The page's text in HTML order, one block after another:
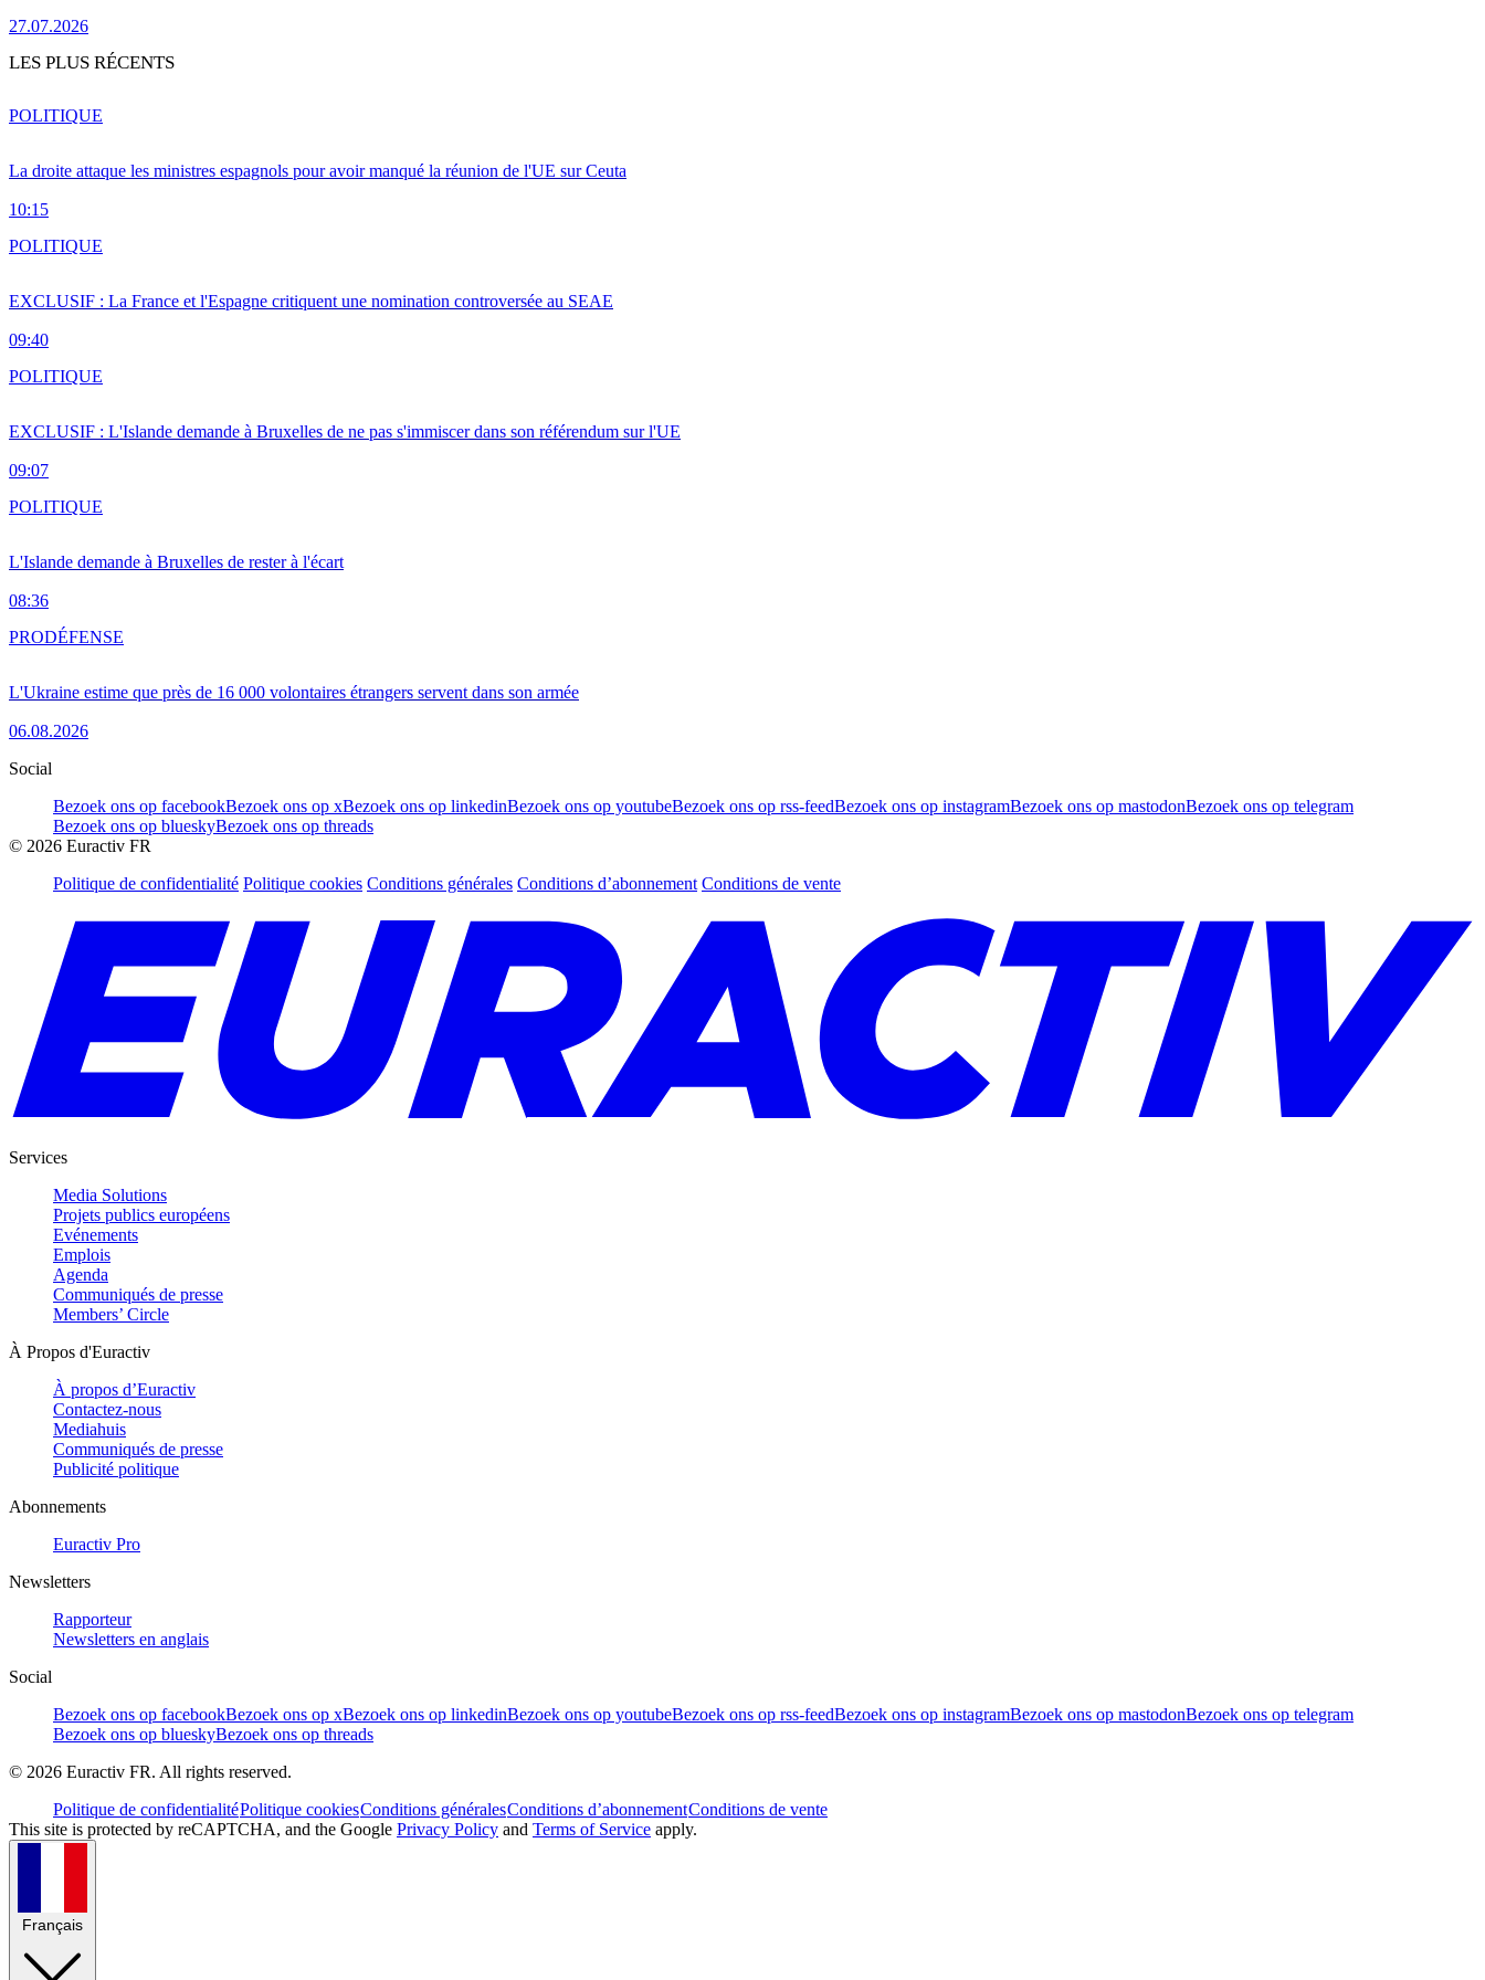
27.07.2026
LES PLUS RÉCENTS
La droite attaque les ministres espagnols pour avoir manqué la réunion de l'UE sur Ceuta
10:15
POLITIQUE
EXCLUSIF : La France et l'Espagne critiquent une nomination controversée au SEAE
09:40
POLITIQUE
EXCLUSIF : L'Islande demande à Bruxelles de ne pas s'immiscer dans son référendum sur l'UE
09:07
POLITIQUE
L'Islande demande à Bruxelles de rester à l'écart
08:36
POLITIQUE
L'Ukraine estime que près de 16 000 volontaires étrangers servent dans son armée
06.08.2026
PRODÉFENSE
Social
Bezoek ons op facebookBezoek ons op xBezoek ons op linkedinBezoek ons op youtubeBezoek ons op rss-feedBezoek ons op instagramBezoek ons op mastodonBezoek ons op telegram
Bezoek ons op blueskyBezoek ons op threads
© 2026 Euractiv FR
Politique de confidentialité Politique cookies Conditions générales Conditions d’abonnement Conditions de vente
Services
Media Solutions
Projets publics européens
Evénements
Emplois
Agenda
Communiqués de presse
Members’ Circle
À Propos d'Euractiv
À propos d’Euractiv
Contactez-nous
Mediahuis
Communiqués de presse
Publicité politique
Abonnements
Euractiv Pro
Newsletters
Rapporteur
Newsletters en anglais
Social
Bezoek ons op facebookBezoek ons op xBezoek ons op linkedinBezoek ons op youtubeBezoek ons op rss-feedBezoek ons op instagramBezoek ons op mastodonBezoek ons op telegram
Bezoek ons op blueskyBezoek ons op threads
© 2026 Euractiv FR. All rights reserved.
Politique de confidentialitéPolitique cookiesConditions généralesConditions d’abonnementConditions de vente
This site is protected by reCAPTCHA, and the Google Privacy Policy and Terms of Service apply.
Français